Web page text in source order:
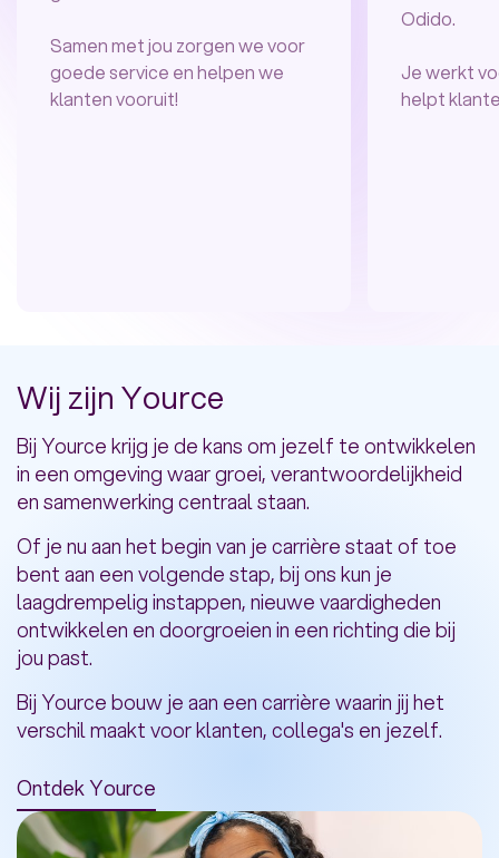
Samen met jou zorgen we voor
goede service en helpen we
klanten vooruit!
Odido.
Je werkt
helpt
Wij zijn Yource
Bij Yource krijg je de kans om jezelf te ontwikkelen
in een omgeving waar groei, verantwoordelijkheid
en samenwerking centraal staan.
Of je nu aan het begin van je carrière staat of toe
bent aan een volgende stap, bij ons kun je
laagdrempelig instappen, nieuwe vaardigheden
ontwikkelen en doorgroeien in een richting die bij
jou past.
Bij Yource bouw je aan een carrière waarin jij het
verschil maakt voor klanten, collega's en jezelf.
Ontdek Yource
E-mailadres*
Telefoonnummer*
Ja, ik geef toestemming om mijn gegevens voor
worden voor passende vacatures. Voor meer
informatie over de verwerking van jouw
persoonsgegevens, kun je deprivacy- en
cookieverklaringraadplegen.Meer info